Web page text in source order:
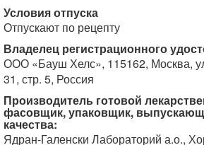
Условия отпуска
Отпускают по рецепту
Владелец регистрационного
ООО «Бауш Хелс», 115162, Москва,
31, стр. 5, Россия
Производитель готовой
фасовщик, упаковщик,
качества:
Ядран-Галенски Лабораторий а.о.,